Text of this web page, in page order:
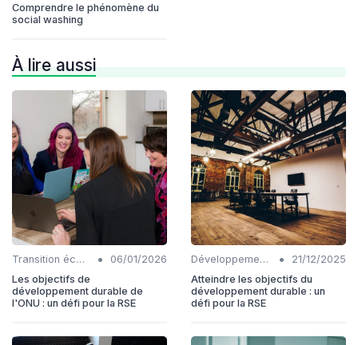
Comprendre le phénomène du
social washing
À lire aussi
Transition écologique •
06/01/2026
Les objectifs de
développement durable de
l'ONU : un défi pour la RSE
Développement Durable •
21/12/2025
Atteindre les objectifs du
développement durable : un
défi pour la RSE